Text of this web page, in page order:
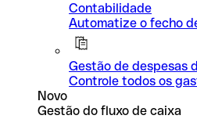
Contabilidade
Automatize o fecho
Gestão de despesas
Controle todos os
Novo
Gestão do fluxo de caixa